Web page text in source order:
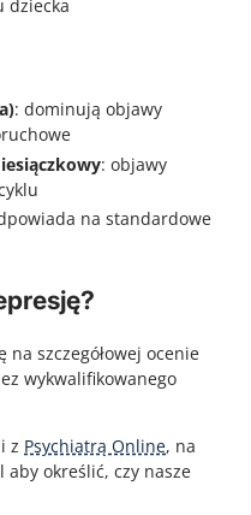
dziecka
: dominują objawy
: objawy
na standardowe
szczegółowej ocenie
wykwalifikowanego
z Psychiatrą Online, na
określić, czy nasze